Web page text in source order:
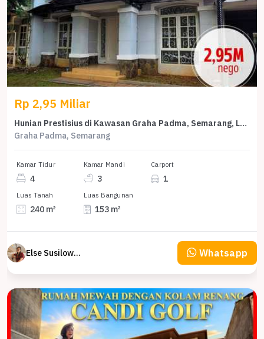
Rp 2,95 Miliar
Hunian Prestisius di Kawasan Graha Padma, Semarang, LB 153m², Harga 2,95 Miliar
Graha Padma, Semarang
Kamar Tidur
4
Kamar Mandi
3
Carport
1
Luas Tanah
240 m²
Luas Bangunan
153 m²
Else Susilowaty Whatsapp